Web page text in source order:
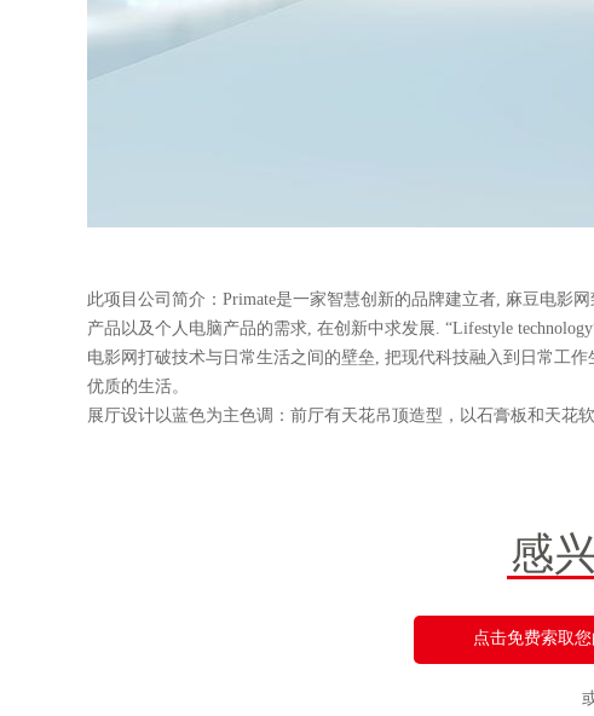
此项目公司简介：Primate是一家智慧创新的品牌建立者, 麻豆
产品以及个人电脑产品的需求, 在创新中求发展. “Lifestyle
电影网打破技术与日常生活之间的壁垒, 把现代科技融入到日常工
优质的生活。
展厅设计以蓝色为主色调：前厅有天花吊顶造型，以石膏板和天
感
点击免费索取